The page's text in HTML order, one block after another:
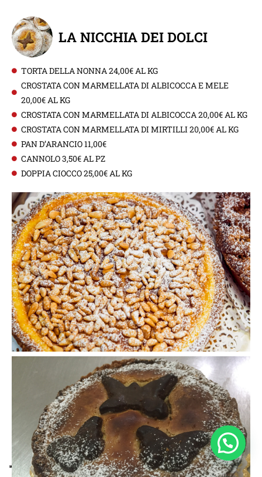
LA NICCHIA DEI DOLCI
TORTA DELLA NONNA 24,00€ AL KG
CROSTATA CON MARMELLATA DI ALBICOCCA E MELE
20,00€ AL KG
CROSTATA CON MARMELLATA DI ALBICOCCA 20,00€ AL KG
CROSTATA CON MARMELLATA DI MIRTILLI 20,00€ AL KG
PAN D’ARANCIO 11,00€
CANNOLO 3,50€ AL PZ
DOPPIA CIOCCO 25,00€ AL KG
Hai bisogno di aiuto?